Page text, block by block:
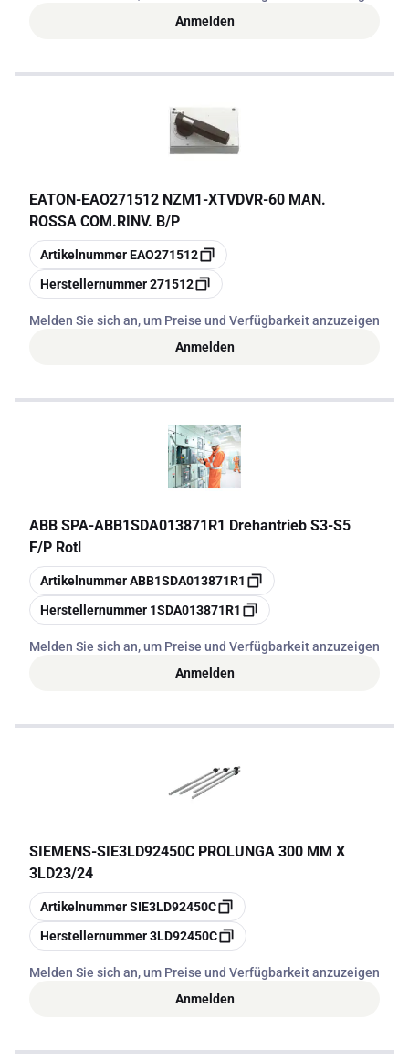
Anmelden
EATON-EAO271512 NZM1-XTVDVR-60 MAN.
ROSSA COM.RINV. B/P
Kopieren
ArtikelnummerEAO271512
Kopieren
Herstellernummer271512
Melden Sie sich an, um Preise und Verfügbarkeit anzuzeigen
Anmelden
ABB SPA-ABB1SDA013871R1 Drehantrieb S3-S5
F/P Rotl
Kopieren
ArtikelnummerABB1SDA013871R1
Kopieren
Herstellernummer 1SDA013871R1
Melden Sie sich an, um Preise und Verfügbarkeit anzuzeigen
Anmelden
SIEMENS-SIE3LD92450C PROLUNGA 300 MM X
3LD23/24
Kopieren
ArtikelnummerSIE3LD92450C
Kopieren
Herstellernummer3LD92450C
Melden Sie sich an, um Preise und Verfügbarkeit anzuzeigen
Anmelden